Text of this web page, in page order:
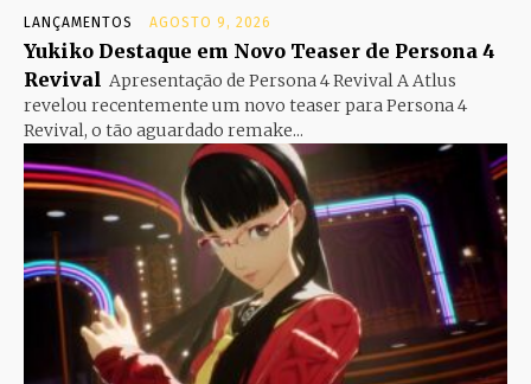
LANÇAMENTOS AGOSTO 9, 2026
Yukiko Destaque em Novo Teaser de Persona 4
Revival Apresentação de Persona 4 Revival A Atlus
revelou recentemente um novo teaser para Persona 4
Revival, o tão aguardado remake...